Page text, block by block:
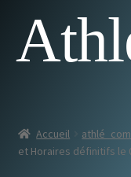
Accueil
et Horaires définitifs le